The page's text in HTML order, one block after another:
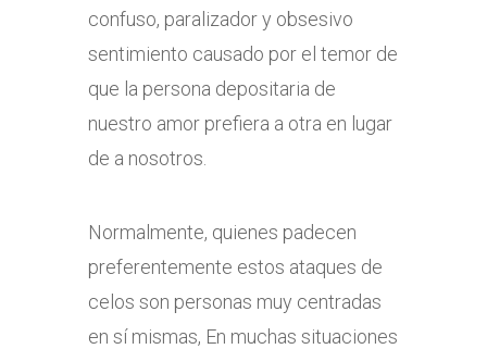
confuso, paralizador y obsesivo
sentimiento causado por el temor de
que la persona depositaria de
nuestro amor prefiera a otra en lugar
de a nosotros.
Normalmente, quienes padecen
preferentemente estos ataques de
celos son personas muy centradas
en sí mismas, En muchas situaciones